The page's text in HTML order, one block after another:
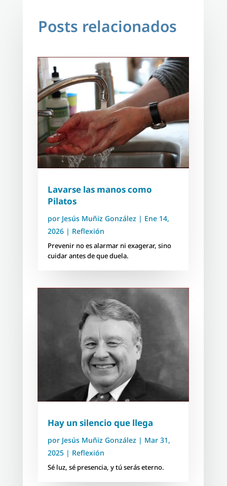
Posts relacionados
Lavarse las manos como
Pilatos
por Jesús Muñiz González| Ene 14,
2026| Reflexión
Prevenir no es alarmar ni exagerar, sino
cuidar antes de que duela.
Hay un silencio que llega
por Jesús Muñiz González| Mar 31,
2025| Reflexión
Sé luz, sé presencia, y tú serás eterno.